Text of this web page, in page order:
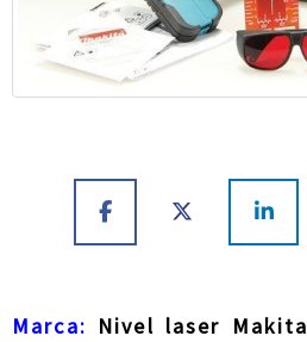
Marca: Nivel laser Makita